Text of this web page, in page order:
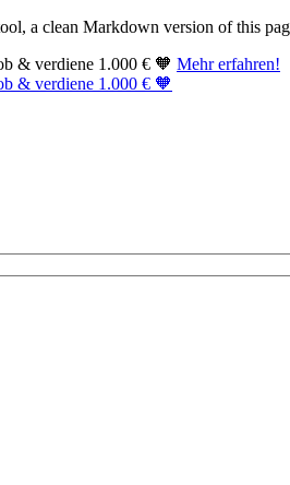
a clean Markdown version of this
& verdiene 1.000 € 🧡 Mehr erfahren!
& verdiene 1.000 € 🧡